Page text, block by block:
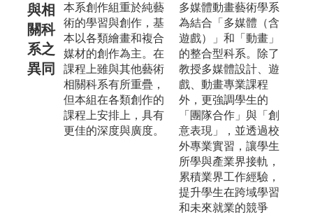
與相
關科
系之
異同
本系創作組重於純藝
術的學習與創作，基
本以各類繪畫和複合
媒材的創作為主。在
課程上雖與其他藝術
相關科系有所重疊，
但本組在各類創作的
課程上安排上，具有
更佳的深度與廣度。
多媒體動畫藝術學系
為結合「多媒體（含
遊戲）」和「動畫」
的整合型科系。除了
教授多媒體設計、遊
戲、動畫專業課程
外，更強調學生的
「團隊合作」與「創
意表現」，並透過校
外專業實習，讓學生
所學與產業界接軌，
累積業界工作經驗，
提升學生在跨域學習
和未來就業的競爭